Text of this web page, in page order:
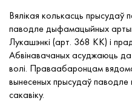
Вялікая колькасць прысудаў
паводле дыфамацыйных
Лукашэнкі (арт. 368 КК) і
Абвінавачаных асуджаюць
волі. Праваабаронцам
вынесеных прысудаў паводле
сакавіку.